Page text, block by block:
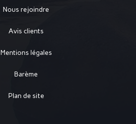
Nous rejoindre
Avis clients
Mentions légales
Barème
Plan de site